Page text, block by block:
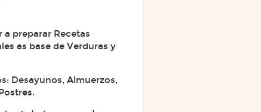
a preparar Recetas
as base de Verduras y
Desayunos, Almuerzos,